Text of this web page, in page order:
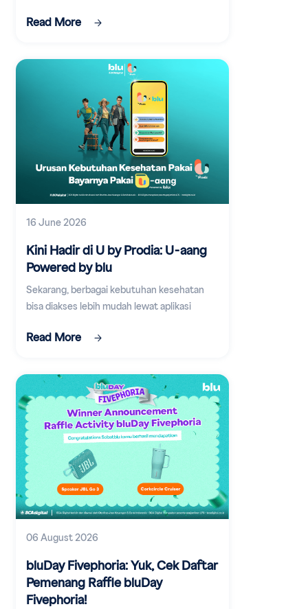
Read More
16 June 2026
Kini Hadir di U by Prodia: U-aang
Powered by blu
Sekarang, berbagai kebutuhan kesehatan
bisa diakses lebih mudah lewat aplikasi
Read More
06 August 2026
bluDay Fivephoria: Yuk, Cek Daftar
Pemenang Raffle bluDay
Fivephoria!